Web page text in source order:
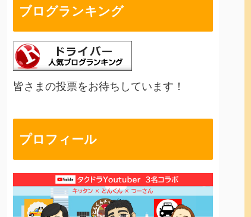
ブログランキング
皆さまの投票をお待ちしています！
プロフィール